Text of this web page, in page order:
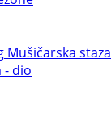
Mušičarska staza
- dio